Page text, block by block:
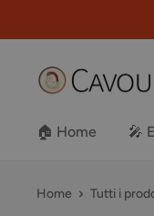
al
contenuto
Libreria
Esoterica
🏠 Home 🎤
Home Tutti i